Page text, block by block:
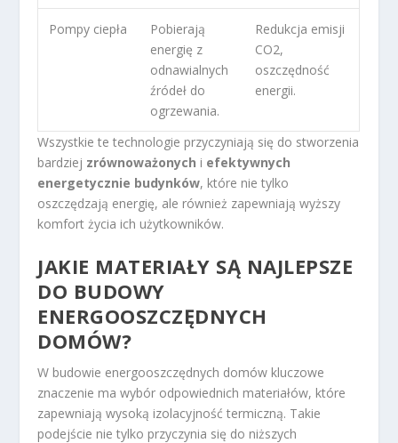
Pompy ciepła
Pobierają
energię z
odnawialnych
źródeł do
ogrzewania.
Redukcja emisji
CO2,
oszczędność
energii.
Wszystkie te technologie przyczyniają się do stworzenia
bardziej zrównoważonych i efektywnych
energetycznie budynków, które nie tylko
oszczędzają energię, ale również zapewniają wyższy
komfort życia ich użytkowników.
JAKIE MATERIAŁY SĄ NAJLEPSZE
DO BUDOWY
ENERGOOSZCZĘDNYCH
DOMÓW?
W budowie energooszczędnych domów kluczowe
znaczenie ma wybór odpowiednich materiałów, które
zapewniają wysoką izolacyjność termiczną. Takie
podejście nie tylko przyczynia się do niższych